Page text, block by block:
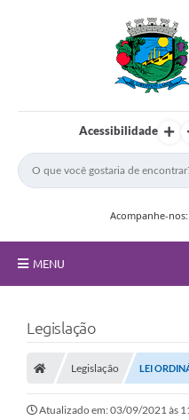
Acessibilidade
Acompanhe-nos:
MENU
Principal
Nossa Cidade
Secretarias
Legislação
Legislação LEI
Atualizado em: 03/09/2021 às